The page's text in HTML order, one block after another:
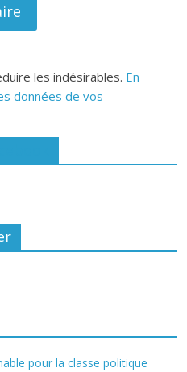
les indésirables. En
données de vos
pour la classe politique